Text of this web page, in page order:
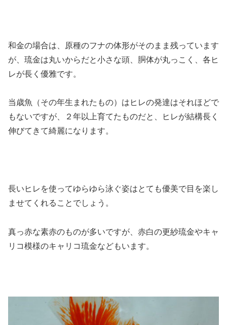
和金の場合は、原種のフナの体形がそのまま残っています
が、琉金は丸いからだと小さな頭、胴体が丸っこく、各ヒ
レが長く優雅です。
当歳魚（その年生まれたもの）はヒレの発達はそれほどで
もないですが、２年以上育てたものだと、ヒレが結構長く
伸びてきて綺麗になります。
長いヒレを使ってゆらゆら泳ぐ姿はとても優美で目を楽し
ませてくれることでしょう。
真っ赤な素赤のものが多いですが、赤白の更紗琉金やキャ
リコ模様のキャリコ琉金などもいます。